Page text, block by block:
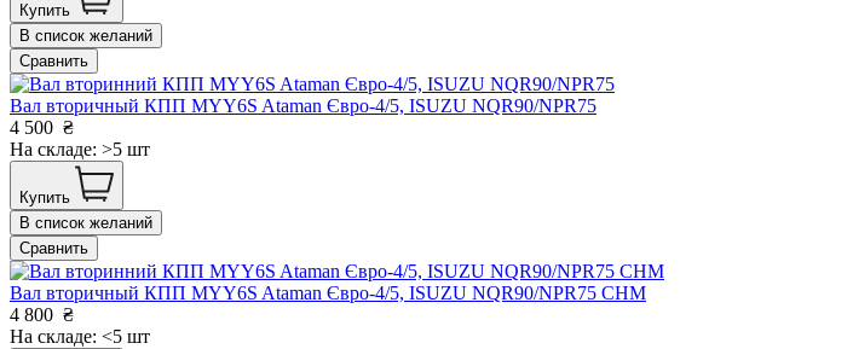
Купить
В список желаний
Сравнить
Вал вторичный КПП MYY6S Ataman Євро-4/5, ISUZU NQR90/NPR75
4 500 ₴
На складе: >5 шт
Купить
В список желаний
Сравнить
Вал вторичный КПП MYY6S Ataman Євро-4/5, ISUZU NQR90/NPR75 CHM
4 800 ₴
На складе: <5 шт